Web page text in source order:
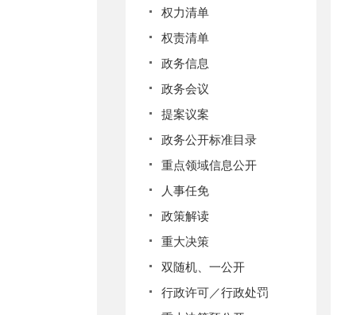
权力清单
权责清单
政务信息
政务会议
提案议案
政务公开标准目录
重点领域信息公开
人事任免
政策解读
重大决策
双随机、一公开
行政许可／行政处罚